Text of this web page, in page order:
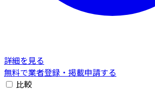
詳細を見る
無料で業者登録・掲載申請する
比較